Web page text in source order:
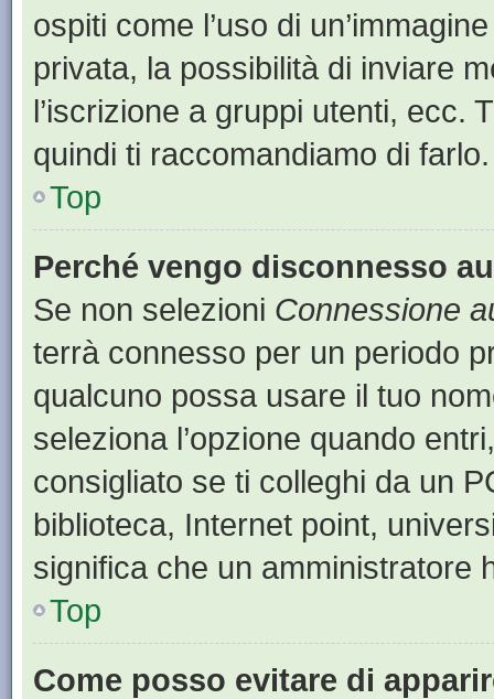
ospiti come l’uso di
privata, la possibilità di inviare
l’iscrizione a gruppi utenti, ecc.
quindi ti raccomandiamo di farlo.
Top
Perché vengo disconnesso
Se non selezioni Connessione
terrà connesso per un periodo
qualcuno possa usare il tuo
seleziona l’opzione quando
consigliato se ti colleghi da un
biblioteca, Internet point,
significa che un amministratore
Top
Come posso evitare di